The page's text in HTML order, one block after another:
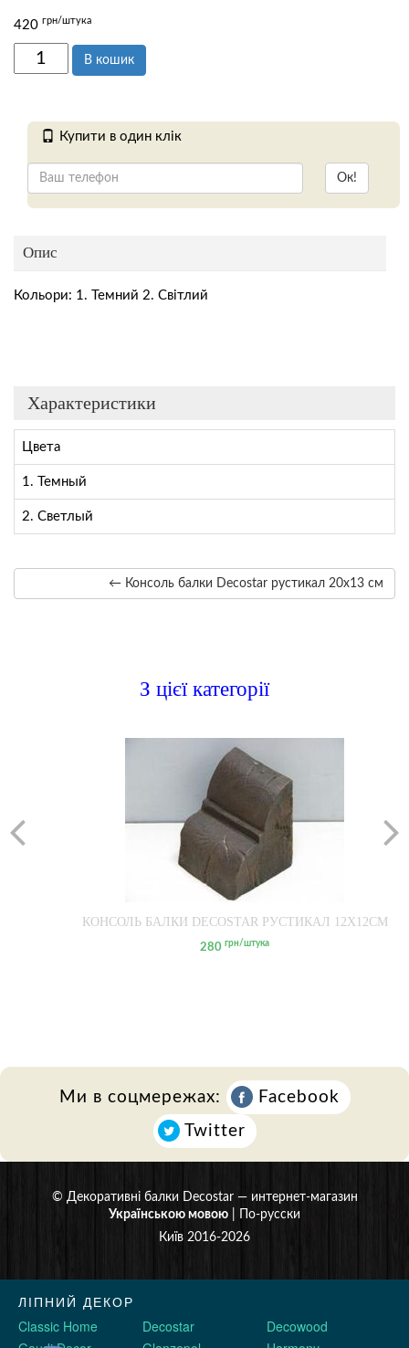
420 грн/штука
В кошик
Купити в один клік
Ок!
Опис
Кольори: 1. Темний 2. Світлий
Характеристики
Цвета
1. Темный
2. Светлый
← Консоль балки Decostar рустикал 20х13 см
З цієї категорії
КОНСОЛЬ БАЛКИ DECOSTAR РУСТИКАЛ 12Х12СМ
280 грн/штука
Ми в соцмережах:
Facebook
Twitter
© Декоративні балки Decostar— интернет-магазин
Українською мовою
По-русски
Київ 2016-2026
ЛІПНИЙ ДЕКОР
Classic Home
Decostar
Decowood